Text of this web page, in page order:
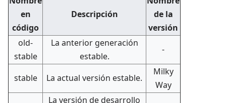
en
código
Descripción
de la
versión
old-
stable
La anterior generación
estable.
-
stable La actual versión estable.
Milky
Way
La versión de desarrollo